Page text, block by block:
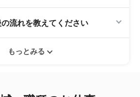
せん。
ています。60代・70代以上の
ありますので年齢に気負いせず
進んでください。
流れを教えてください
グのお時間を頂きます。その後希
もっとみる